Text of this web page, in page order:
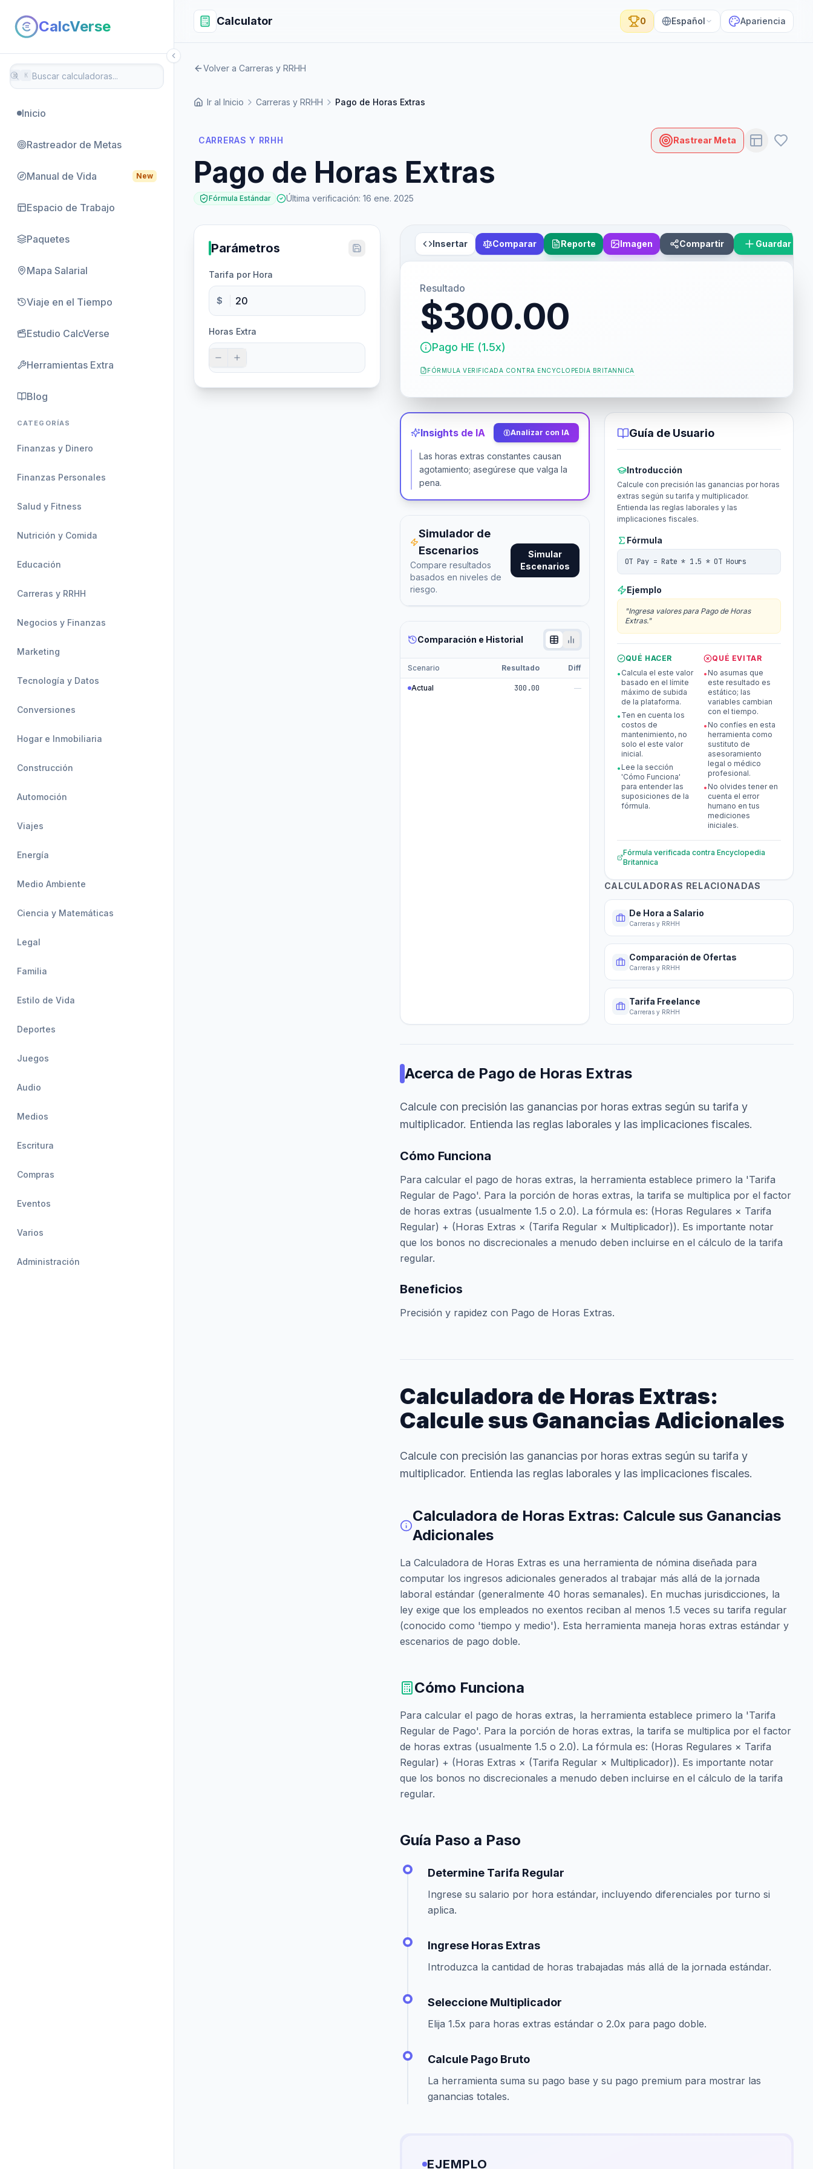
CalcVerse
⌘ K
Inicio
Rastreador de Metas
Manual de Vida New
Espacio de Trabajo
Paquetes
Mapa Salarial
Viaje en el Tiempo
Estudio CalcVerse
Herramientas Extra
Blog
CATEGORÍAS
Finanzas y Dinero
Finanzas Personales
Salud y Fitness
Nutrición y Comida
Educación
Carreras y RRHH
Negocios y Finanzas
Marketing
Tecnología y Datos
Conversiones
Hogar e Inmobiliaria
Construcción
Automoción
Viajes
Energía
Medio Ambiente
Ciencia y Matemáticas
Legal
Familia
Estilo de Vida
Deportes
Juegos
Audio
Medios
Escritura
Compras
Eventos
Varios
Administración
Calculator 0 Español Apariencia
Volver a Carreras y RRHH
Ir al Inicio Carreras y RRHH Pago de Horas Extras
CARRERAS Y RRHH Rastrear Meta
Pago de Horas Extras
Fórmula Estándar Última verificación: 16 ene. 2025
Parámetros
Tarifa por Hora
$
Horas Extra
Insertar Comparar Reporte Imagen Compartir Guardar
Resultado
$300.00
Pago HE (1.5x)
FÓRMULA VERIFICADA CONTRA ENCYCLOPEDIA BRITANNICA
Insights de IA Analizar con IA
Las horas extras constantes causan
agotamiento; asegúrese que valga la
pena.
Simulador de
Escenarios
Compare resultados
basados en niveles de
riesgo.
Simular
Escenarios
Comparación e Historial
Scenario Resultado Diff
Actual 300.00 —
Guía de Usuario
Introducción
Calcule con precisión las ganancias por horas
extras según su tarifa y multiplicador.
Entienda las reglas laborales y las
implicaciones fiscales.
Fórmula
OT Pay = Rate * 1.5 * OT Hours
Ejemplo
"Ingresa valores para Pago de Horas
Extras."
QUÉ HACER
• Calcula el este valor
basado en el límite
máximo de subida
de la plataforma.
• Ten en cuenta los
costos de
mantenimiento, no
solo el este valor
inicial.
• Lee la sección
'Cómo Funciona'
para entender las
suposiciones de la
fórmula.
QUÉ EVITAR
• No asumas que
este resultado es
estático; las
variables cambian
con el tiempo.
• No confíes en esta
herramienta como
sustituto de
asesoramiento
legal o médico
profesional.
• No olvides tener en
cuenta el error
humano en tus
mediciones
iniciales.
Fórmula verificada contra Encyclopedia
Britannica
CALCULADORAS RELACIONADAS
De Hora a Salario
Carreras y RRHH
Comparación de Ofertas
Carreras y RRHH
Tarifa Freelance
Carreras y RRHH
Acerca de Pago de Horas Extras
Calcule con precisión las ganancias por horas extras según su tarifa y
multiplicador. Entienda las reglas laborales y las implicaciones fiscales.
Cómo Funciona
Para calcular el pago de horas extras, la herramienta establece primero la 'Tarifa
Regular de Pago'. Para la porción de horas extras, la tarifa se multiplica por el factor
de horas extras (usualmente 1.5 o 2.0). La fórmula es: (Horas Regulares × Tarifa
Regular) + (Horas Extras × (Tarifa Regular × Multiplicador)). Es importante notar
que los bonos no discrecionales a menudo deben incluirse en el cálculo de la tarifa
regular.
Beneficios
Precisión y rapidez con Pago de Horas Extras.
Calculadora de Horas Extras:
Calcule sus Ganancias Adicionales
Calcule con precisión las ganancias por horas extras según su tarifa y
multiplicador. Entienda las reglas laborales y las implicaciones fiscales.
Calculadora de Horas Extras: Calcule sus Ganancias
Adicionales
La Calculadora de Horas Extras es una herramienta de nómina diseñada para
computar los ingresos adicionales generados al trabajar más allá de la jornada
laboral estándar (generalmente 40 horas semanales). En muchas jurisdicciones, la
ley exige que los empleados no exentos reciban al menos 1.5 veces su tarifa regular
(conocido como 'tiempo y medio'). Esta herramienta maneja horas extras estándar y
escenarios de pago doble.
Cómo Funciona
Para calcular el pago de horas extras, la herramienta establece primero la 'Tarifa
Regular de Pago'. Para la porción de horas extras, la tarifa se multiplica por el factor
de horas extras (usualmente 1.5 o 2.0). La fórmula es: (Horas Regulares × Tarifa
Regular) + (Horas Extras × (Tarifa Regular × Multiplicador)). Es importante notar
que los bonos no discrecionales a menudo deben incluirse en el cálculo de la tarifa
regular.
Guía Paso a Paso
Determine Tarifa Regular
Ingrese su salario por hora estándar, incluyendo diferenciales por turno si
aplica.
Ingrese Horas Extras
Introduzca la cantidad de horas trabajadas más allá de la jornada estándar.
Seleccione Multiplicador
Elija 1.5x para horas extras estándar o 2.0x para pago doble.
Calcule Pago Bruto
La herramienta suma su pago base y su pago premium para mostrar las
ganancias totales.
EJEMPLO